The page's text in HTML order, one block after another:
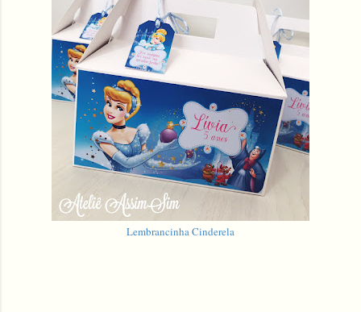
Lembrancinha Cinderela